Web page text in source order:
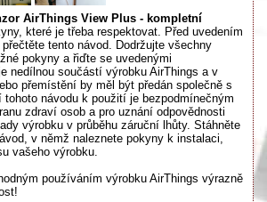
AirThings View Plus - kompletní
které je třeba respektovat. Před uvedením
tento návod. Dodržujte všechny
pokyny a řiďte se uvedenými
nedílnou součástí výrobku AirThings a v
přemístění by měl být předán společně s
tohoto návodu k použití je bezpodmínečným
zdraví osob a pro uznání odpovědnosti
výrobku v průběhu záruční lhůty. Stáhněte
v němž naleznete pokyny k instalaci,
vašeho výrobku.
používáním výrobku AirThings výrazně